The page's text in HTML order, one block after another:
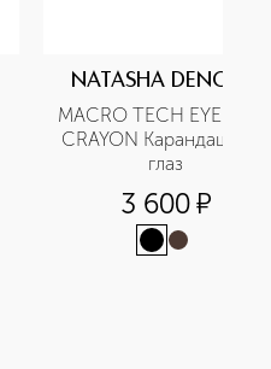
NATASHA DENONA
MACRO TECH
CRAYON Карандаш для
глаз
3 600¤